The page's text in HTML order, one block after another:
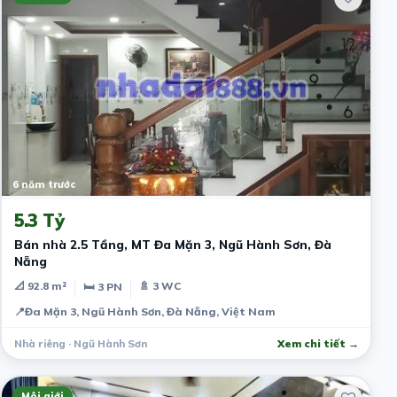
6 năm trước
5.3 Tỷ
Bán nhà 2.5 Tầng, MT Đa Mặn 3, Ngũ Hành Sơn, Đà
Nẵng
📐 92.8 m² 🛏 3 PN
🚿 3 WC
📍Đa Mặn 3, Ngũ Hành Sơn, Đà Nẵng, Việt Nam
Nhà riêng · Ngũ Hành Sơn Xem chi tiết →